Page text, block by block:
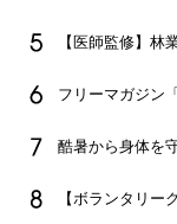
【医師監修】林
フリーマガジン
酷暑から身体を
【ボランタリ